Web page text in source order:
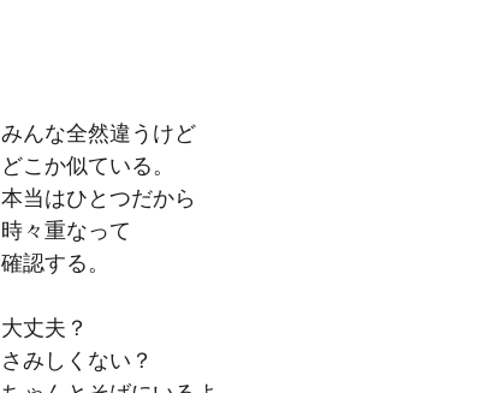
みんな全然違うけど
どこか似ている。
本当はひとつだから
時々重なって
確認する。
大丈夫？
さみしくない？